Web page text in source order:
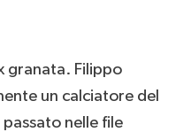
granata. Filippo
un calciatore del
nelle file